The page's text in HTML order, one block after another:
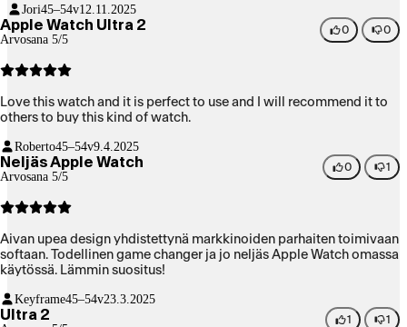
Jori45–54v12.11.2025
Apple Watch Ultra 2
Arvosana 5/5
0 0
Love this watch and it is perfect to use and I will recommend it to
others to buy this kind of watch.
Roberto45–54v9.4.2025
Neljäs Apple Watch
Arvosana 5/5
0 1
Aivan upea design yhdistettynä markkinoiden parhaiten toimivaan
softaan. Todellinen game changer ja jo neljäs Apple Watch omassa
käytössä. Lämmin suositus!
Keyframe45–54v23.3.2025
Ultra 2 1 1